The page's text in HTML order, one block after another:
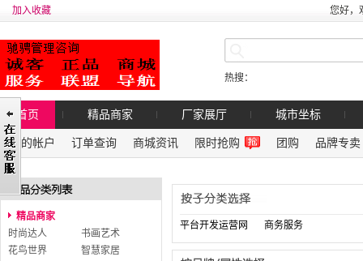
加入收藏 您好，
热搜：
首页 精品商家 厂家展厅 城市坐标
我的帐户 订单查询 商城资讯 限时抢购 团购 品牌专卖
精品商家
时尚达人
书画艺术
花鸟世界
智慧家居
平台开发运营网 商务服务